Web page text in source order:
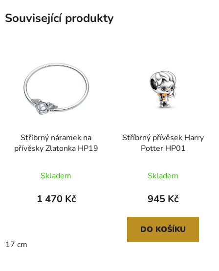
Související produkty
Stříbrný náramek na
přívěsky Zlatonka HP19
Skladem
1 470 Kč
17 cm
Stříbrný přívěsek Harry
Potter HP01
Skladem
945 Kč
DO KOŠÍKU